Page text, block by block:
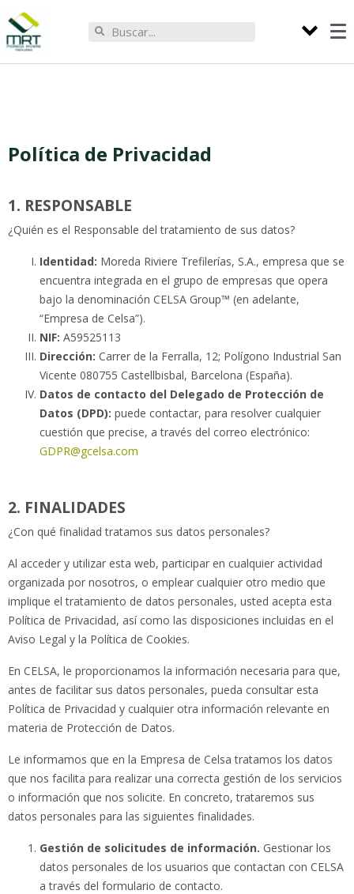
Política de Privacidad
1. RESPONSABLE
¿Quién es el Responsable del tratamiento de sus datos?
Identidad: Moreda Riviere Trefilerías, S.A., empresa que se
encuentra integrada en el grupo de empresas que opera
bajo la denominación CELSA Group™ (en adelante,
“Empresa de Celsa”).
NIF: A59525113
Dirección: Carrer de la Ferralla, 12; Polígono Industrial San
Vicente 080755 Castellbisbal, Barcelona (España).
Datos de contacto del Delegado de Protección de
Datos (DPD): puede contactar, para resolver cualquier
cuestión que precise, a través del correo electrónico:
GDPR@gcelsa.com
2. FINALIDADES
¿Con qué finalidad tratamos sus datos personales?
Al acceder y utilizar esta web, participar en cualquier actividad
organizada por nosotros, o emplear cualquier otro medio que
implique el tratamiento de datos personales, usted acepta esta
Política de Privacidad, así como las disposiciones incluidas en el
Aviso Legal y la Política de Cookies.
En CELSA, le proporcionamos la información necesaria para que,
antes de facilitar sus datos personales, pueda consultar esta
Política de Privacidad y cualquier otra información relevante en
materia de Protección de Datos.
Le informamos que en la Empresa de Celsa tratamos los datos
que nos facilita para realizar una correcta gestión de los servicios
o información que nos solicite. En concreto, trataremos sus
datos personales para las siguientes finalidades.
Gestión de solicitudes de información. Gestionar los
datos personales de los usuarios que contactan con CELSA
a través del formulario de contacto.